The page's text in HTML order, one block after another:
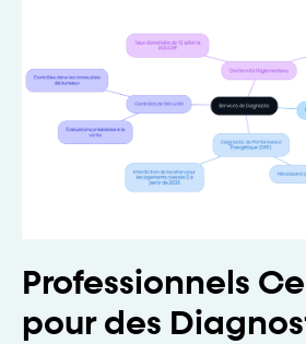
Professionnels
pour des